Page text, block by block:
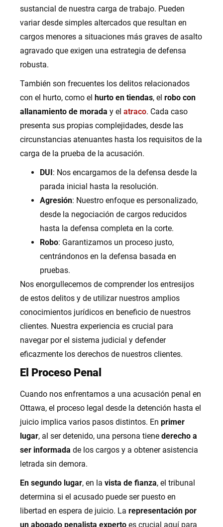
sustancial de nuestra carga de trabajo. Pueden
variar desde simples altercados que resultan en
cargos menores a situaciones más graves de asalto
agravado que exigen una estrategia de defensa
robusta.
También son frecuentes los delitos relacionados
con el hurto, como el hurto en tiendas, el robo con
allanamiento de morada y el atraco. Cada caso
presenta sus propias complejidades, desde las
circunstancias atenuantes hasta los requisitos de la
carga de la prueba de la acusación.
DUI : Nos encargamos de la defensa desde la
parada inicial hasta la resolución.
Agresión: Nuestro enfoque es personalizado,
desde la negociación de cargos reducidos
hasta la defensa completa en la corte.
Robo: Garantizamos un proceso justo,
centrándonos en la defensa basada en
pruebas.
Nos enorgullecemos de comprender los entresijos
de estos delitos y de utilizar nuestros amplios
conocimientos jurídicos en beneficio de nuestros
clientes. Nuestra experiencia es crucial para
navegar por el sistema judicial y defender
eficazmente los derechos de nuestros clientes.
El Proceso Penal
Cuando nos enfrentamos a una acusación penal en
Ottawa, el proceso legal desde la detención hasta el
juicio implica varios pasos distintos. En primer
lugar, al ser detenido, una persona tiene derecho a
ser informada de los cargos y a obtener asistencia
letrada sin demora.
En segundo lugar, en la vista de fianza, el tribunal
determina si el acusado puede ser puesto en
libertad en espera de juicio. La representación por
un abogado penalista experto es crucial aquí para